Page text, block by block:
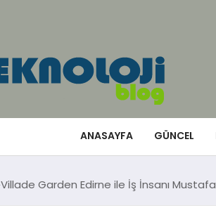
ANASAYFA GÜNCEL
Villade Garden Edirne ile İş İnsanı